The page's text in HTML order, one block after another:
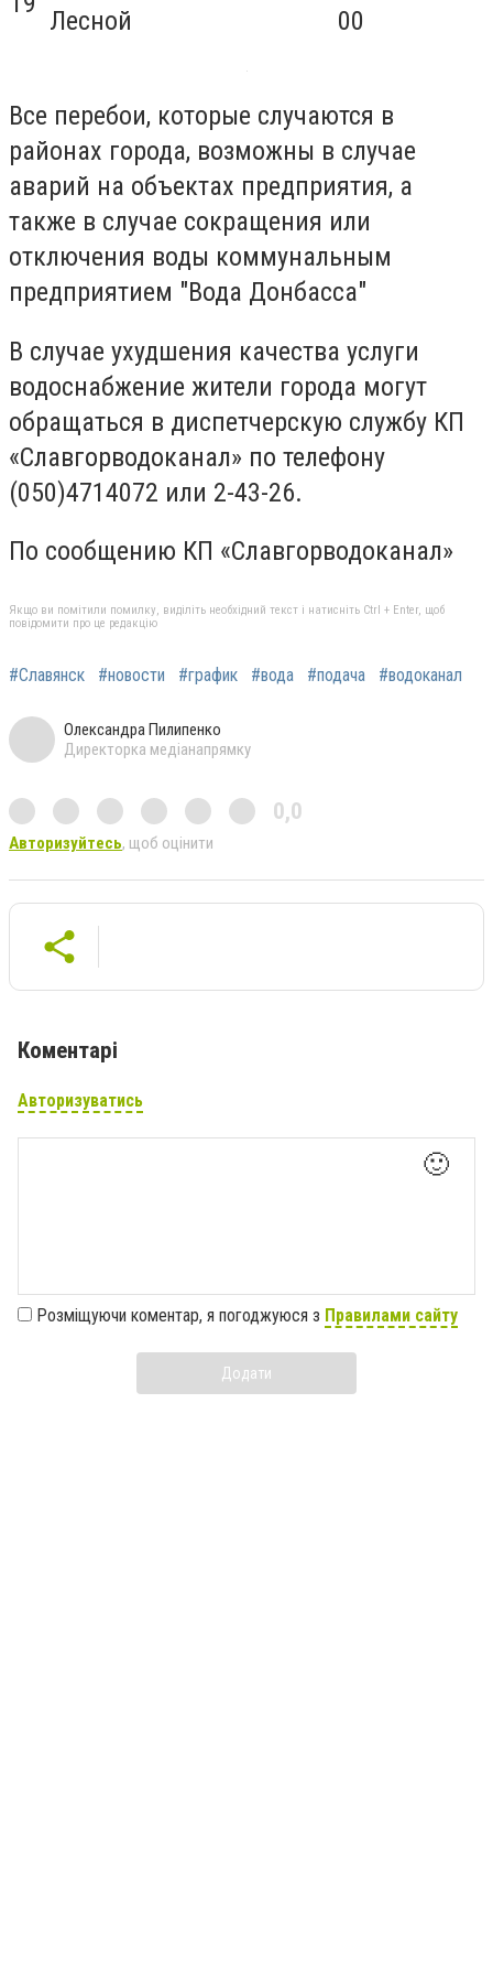
Лесной
00
Все перебои, которые случаются в
районах города, возможны в случае
аварий на объектах предприятия, а
также в случае сокращения или
отключения воды коммунальным
предприятием "Вода Донбасса"
В случае ухудшения качества услуги
водоснабжение жители города могут
обращаться в диспетчерскую службу КП
«Славгорводоканал» по телефону
(050)4714072 или 2-43-26.
По сообщению КП «Славгорводоканал»
Якщо ви помітили помилку, виділіть необхідний текст і натисніть Ctrl + Enter, щоб
повідомити про це редакцію
#Славянск #новости #график #вода #подача #водоканал
Олександра Пилипенко
Директорка медіанапрямку
0,0
Авторизуйтесь, щоб оцінити
Коментарі
Авторизуватись
🙂
Розміщуючи коментар, я погоджуюся з Правилами сайту
Додати